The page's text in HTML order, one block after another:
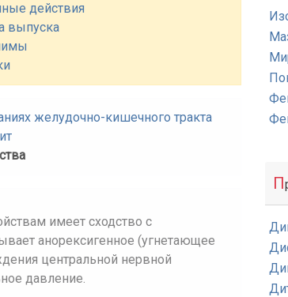
действия
выпуска
желудочно-кишечного тракта
имеет сходство с
анорексигенное (угнетающее
центральной нервной
давление.
П